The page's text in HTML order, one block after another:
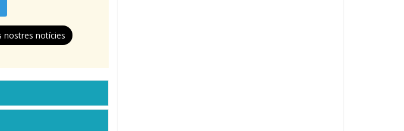
nostres notícies